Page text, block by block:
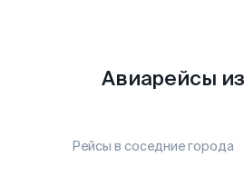
Авиарейсы
Рейсы в соседние города